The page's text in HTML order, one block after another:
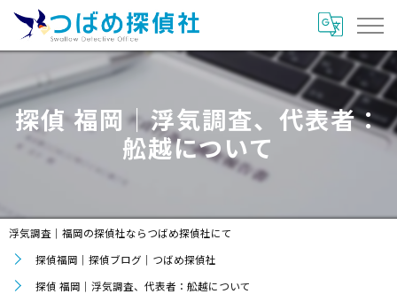
探偵 福岡｜浮気調査、代表者：
舩越について
浮気調査｜福岡の探偵社ならつばめ探偵社にて
探偵福岡｜探偵ブログ｜つばめ探偵社
探偵 福岡｜浮気調査、代表者：舩越について